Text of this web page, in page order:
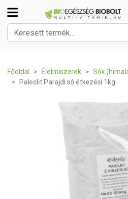
Főoldal Élelmiszerek
Sók
Paleolit Parajdi só étkezési 1kg